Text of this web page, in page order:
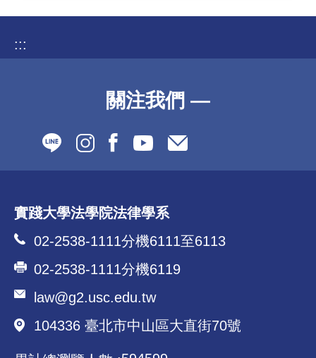
:::
關注我們 —
實踐大學法學院法律學系
02-2538-1111分機6111至6113
02-2538-1111分機6119
law@g2.usc.edu.tw
104336 臺北市中山區大直街70號